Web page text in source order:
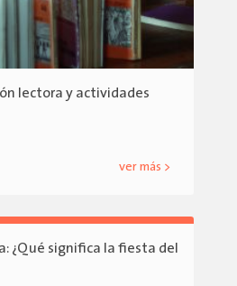
lectora y actividades
ver más >
¿Qué significa la fiesta del